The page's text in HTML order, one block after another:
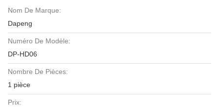
Nom De Marque:
Dapeng
Numéro De Modèle:
DP-HD06
Nombre De Pièces:
1 pièce
Prix: